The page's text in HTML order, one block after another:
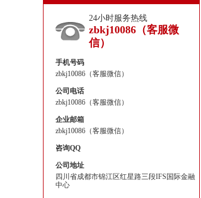
24小时服务热线
zbkj10086（客服微
信）
手机号码
zbkj10086（客服微信）
公司电话
zbkj10086（客服微信）
企业邮箱
zbkj10086（客服微信）
咨询QQ
公司地址
四川省成都市锦江区红星路三段IFS国际金融
中心